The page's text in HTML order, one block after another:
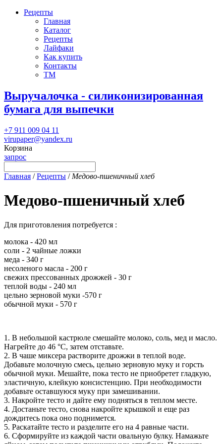
Рецепты
Главная
Каталог
Рецепты
Лайфаки
Как купить
Контакты
ТМ
Выручалочка - силиконизированная
бумага для выпечки
+7 911 009 04 11
virupaper@yandex.ru
Корзина
запрос
Главная /Рецепты / Медово-пшеничный хлеб
Медово-пшеничный хлеб
Для приготовления потребуется :
молока - 420 мл
соли - 2 чайные ложки
меда - 340 г
несоленого масла - 200 г
свежих прессованных дрожжей - 30 г
теплой воды - 240 мл
цельно зерновой муки -570 г
обычной муки - 570 г
1. В небольшой кастрюле смешайте молоко, соль, мед и масло.
Нагрейте до 46 °C, затем отставьте.
2. В чаше миксера растворите дрожжи в теплой воде.
Добавьте молочную смесь, цельно зерновую муку и горсть
обычной муки. Мешайте, пока тесто не приобретет гладкую,
эластичную, клейкую консистенцию. При необходимости
добавьте оставшуюся муку при замешивании.
3. Накройте тесто и дайте ему подняться в теплом месте.
4. Достаньте тесто, снова накройте крышкой и еще раз
дождитесь пока оно поднимется.
5. Раскатайте тесто и разделите его на 4 равные части.
6. Сформируйте из каждой части овальную булку. Намажьте